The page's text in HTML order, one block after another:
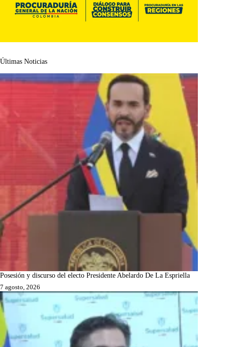
Últimas Noticias
Posesión y discurso del electo Presidente Abelardo De La Espriella
7 agosto, 2026